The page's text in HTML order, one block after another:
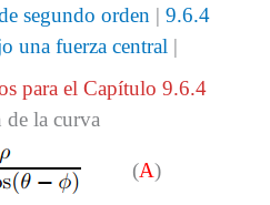
segundo orden| 9.6.4
una fuerza central|
para el Capítulo 9.6.4
de la curva
(A)